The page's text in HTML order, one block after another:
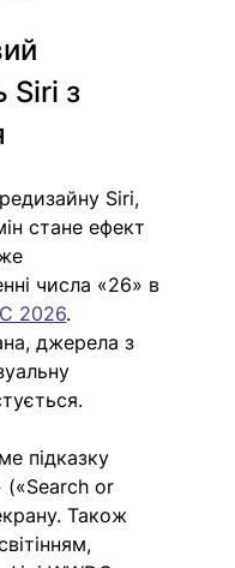
Siri з
Siri,
стане ефект
числа «26» в
2026.
джерела з
підказку
(«Search or
Також